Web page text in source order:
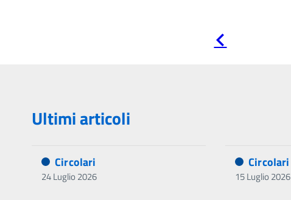
precedente
Ultimi articoli
Circolari
24 Luglio 2026
Circolari
15 Luglio 2026